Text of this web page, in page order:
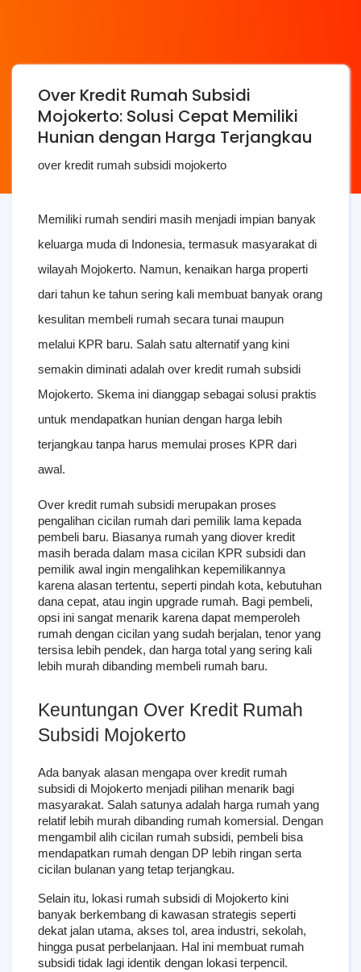
Over Kredit Rumah Subsidi
Mojokerto: Solusi Cepat Memiliki
Hunian dengan Harga Terjangkau
over kredit rumah subsidi mojokerto
Memiliki rumah sendiri masih menjadi impian banyak
keluarga muda di Indonesia, termasuk masyarakat di
wilayah Mojokerto. Namun, kenaikan harga properti
dari tahun ke tahun sering kali membuat banyak orang
kesulitan membeli rumah secara tunai maupun
melalui KPR baru. Salah satu alternatif yang kini
semakin diminati adalah over kredit rumah subsidi
Mojokerto. Skema ini dianggap sebagai solusi praktis
untuk mendapatkan hunian dengan harga lebih
terjangkau tanpa harus memulai proses KPR dari
awal.
Over kredit rumah subsidi merupakan proses
pengalihan cicilan rumah dari pemilik lama kepada
pembeli baru. Biasanya rumah yang diover kredit
masih berada dalam masa cicilan KPR subsidi dan
pemilik awal ingin mengalihkan kepemilikannya
karena alasan tertentu, seperti pindah kota, kebutuhan
dana cepat, atau ingin upgrade rumah. Bagi pembeli,
opsi ini sangat menarik karena dapat memperoleh
rumah dengan cicilan yang sudah berjalan, tenor yang
tersisa lebih pendek, dan harga total yang sering kali
lebih murah dibanding membeli rumah baru.
Keuntungan Over Kredit Rumah
Subsidi Mojokerto
Ada banyak alasan mengapa over kredit rumah
subsidi di Mojokerto menjadi pilihan menarik bagi
masyarakat. Salah satunya adalah harga rumah yang
relatif lebih murah dibanding rumah komersial. Dengan
mengambil alih cicilan rumah subsidi, pembeli bisa
mendapatkan rumah dengan DP lebih ringan serta
cicilan bulanan yang tetap terjangkau.
Selain itu, lokasi rumah subsidi di Mojokerto kini
banyak berkembang di kawasan strategis seperti
dekat jalan utama, akses tol, area industri, sekolah,
hingga pusat perbelanjaan. Hal ini membuat rumah
subsidi tidak lagi identik dengan lokasi terpencil.